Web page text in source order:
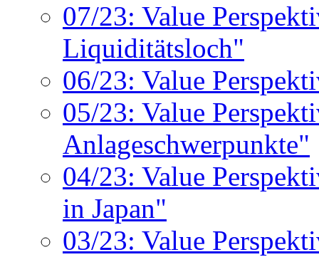
07/23: Value
Liquiditätsloch"
06/23: Value
05/23: Value
Anlageschwerpunkte"
04/23: Value
in Japan"
03/23: Value